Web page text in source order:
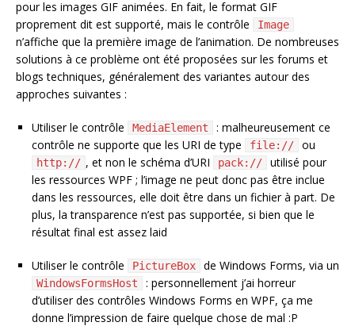
pour les images GIF animées. En fait, le format GIF
proprement dit est supporté, mais le contrôle
Image
n’affiche que la première image de l’animation. De nombreuses
solutions à ce problème ont été proposées sur les forums et
blogs techniques, généralement des variantes autour des
approches suivantes :
Utiliser le contrôle MediaElement
: malheureusement ce
contrôle ne supporte que les URI de type
file:// ou
http:// , et non le schéma d’URI pack://
utilisé pour
les ressources WPF ; l’image ne peut donc pas être inclue
dans les ressources, elle doit être dans un fichier à part. De
plus, la transparence n’est pas supportée, si bien que le
résultat final est assez laid
Utiliser le contrôle PictureBox de Windows Forms, via un
WindowsFormsHost
: personnellement j’ai horreur
d’utiliser des contrôles Windows Forms en WPF, ça me
donne l’impression de faire quelque chose de mal :P